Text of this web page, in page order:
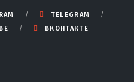
TELEGRAM
ВКОНТАКТЕ